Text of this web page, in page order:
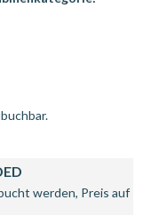
werden, Preis auf